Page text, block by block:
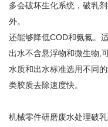
多会破坏生化系统，破乳
外。
还能够降低COD和氨氮。
出水不含悬浮物和微生物,
水质和出水标准选用不同
类胶质去除速度快。
机械零件研磨废水处理破